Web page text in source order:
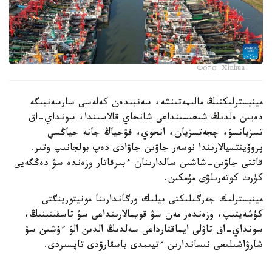
Фото: Xinhua
مينيسترلىكتىڭ مالىمەتىنشە، سەنبىدەن كەلەسى سارسەنبىگە
دەيىن ەلدىڭ شىعىسىنداعى شانحاي قالاسىندا، سونداي-اق
تسزيانسۋ، چجەتسزيان، انحوي، فۋجياڭ جانە جياڭسي
پروۆينتسيالارىندا نوسەر جاۋىن جاۋادى دەپ بولجانىپ وتىر.
قاتتى جاۋىن-شاشىن سالدارىنان ءبىرقاتار وزەندە سۋ دەڭگەيى
كۇرت كوتەرىلۋى مۇمكىن.
مينيسترلىك جەرگىلىكتى بيلىك ورگاندارىنا مونيتورينگتى
كۇشەيتىپ، وزەندەر مەن سۋ قويمالارىنداعى سۋ تاسقىنىنىڭ،
سونداي-اق تاۋلى ايماقتارداعى سەلدىڭ الدىن الۋ ءۇشىن سۋ
شارۋاشىلىعى نىساندارىن ءتيىمدى باسقارۋدى تاپسىردى.